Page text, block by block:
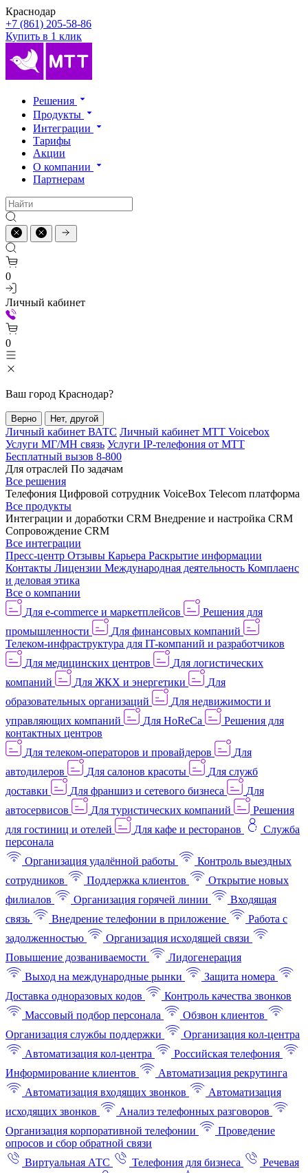
Краснодар
+7 (861) 205-58-86
Купить в 1 клик
Решения
Продукты
Интеграции
Тарифы
Акции
О компании
Партнерам
0
Личный кабинет
0
Ваш город Краснодар?
Верно Нет, другой
Личный кабинет ВАТС Личный кабинет МТТ Voicebox
Услуги МГ/МН связь Услуги IP-телефония от МТТ
Бесплатный вызов 8-800
Для отраслей По задачам
Все решения
Телефония Цифровой сотрудник VoiceBox Telecom платформа
Все продукты
Интеграции и доработки CRM Внедрение и настройка CRM
Сопровождение CRM
Все интеграции
Пресс-центр Отзывы Карьера Раскрытие информации
Контакты Лицензии Международная деятельность Комплаенс
и деловая этика
Все о компании
Для e-commerce и маркетплейсов
Решения для
промышленности
Для финансовых компаний
Телеком-инфраструктура для IT-компаний и разработчиков
Для медицинских центров
Для логистических
компаний
Для ЖКХ и энергетики
Для
образовательных организаций
Для недвижимости и
управляющих компаний
Для HoReCa
Решения для
контактных центров
Для телеком-операторов и провайдеров
Для
автодилеров
Для салонов красоты
Для служб
доставки
Для франшиз и сетевого бизнеса
Для
автосервисов
Для туристических компаний
Решения
для гостиниц и отелей
Для кафе и ресторанов
Служба
персонала
Организация удалённой работы
Контроль выездных
сотрудников
Поддержка клиентов
Открытие новых
филиалов
Организация горячей линии
Входящая
связь
Внедрение телефонии в приложение
Работа с
задолженностью
Организация исходящей связи
Повышение дозваниваемости
Лидогенерация
Выход на международные рынки
Защита номера
Доставка одноразовых кодов
Контроль качества звонков
Массовый подбор персонала
Обзвон клиентов
Организация службы поддержки
Организация кол-центра
Автоматизация кол-центра
Российская телефония
Информирование клиентов
Автоматизация рекрутинга
Автоматизация входящих звонков
Автоматизация
исходящих звонков
Анализ телефонных разговоров
Организация корпоративной телефонии
Проведение
опросов и сбор обратной связи
Виртуальная АТС
Телефония для бизнеса
Речевая